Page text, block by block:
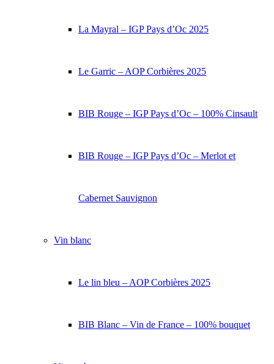
La Mayral – IGP Pays d’Oc 2025
Le Garric – AOP Corbières 2025
BIB Rouge – IGP Pays d’Oc – 100% Cinsault
BIB Rouge – IGP Pays d’Oc – Merlot et
Cabernet Sauvignon
Vin blanc
Le lin bleu – AOP Corbières 2025
BIB Blanc – Vin de France – 100% bouquet